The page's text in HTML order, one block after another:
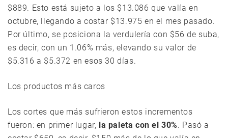
$889. Esto está sujeto a los $13.086 que valía en
octubre, llegando a costar $13.975 en el mes pasado.
Por último, se posiciona la verdulería con $56 de suba,
es decir, con un 1.06% más, elevando su valor de
$5.316 a $5.372 en esos 30 días.
Los productos más caros
Los cortes que más sufrieron estos incrementos
fueron: en primer lugar, la paleta con el 30%. Pasó a